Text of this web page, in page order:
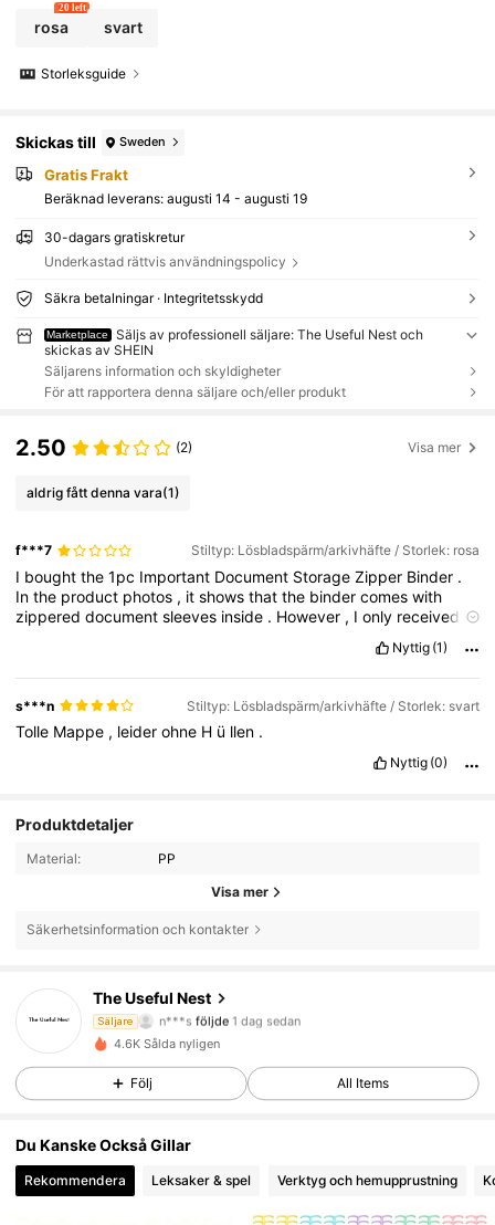
rosa
20 left
svart
Storleksguide
Skickas till Sweden
Gratis Frakt
Beräknad leverans: augusti 14 - augusti 19
30-dagars gratiskretur
Underkastad rättvis användningspolicy
Säkra betalningar · Integritetsskydd
Marketplace
Säljs av professionell säljare: The Useful Nest och
skickas av SHEIN
Säljarens information och skyldigheter
För att rapportera denna säljare och/eller produkt
2.50 (2) Visa mer
aldrig fått denna vara(1)
f***7 Stiltyp: Lösbladspärm/arkivhäfte / Storlek: rosa
I boughtthe1pc Important Document StorageZipper Binder .
Inthe product photos , itshowsthatthe bindercomeswith
zippereddocumentsleeves inside . However , Ionly received
butIreceived
somethingdifferent.DoesthismeanIhavetopurchasethe
zippered sleeves
clear in theproduct listing.
Nyttig (1)
s***n Stiltyp: Lösbladspärm/arkivhäfte / Storlek: svart
Tolle Mappe , leiderohne H ü llen .
Nyttig (0)
Produktdetaljer
Material: PP
Visa mer
Säkerhetsinformation och kontakter
The Useful Nest
Säljare
n***sföljde
4.68
53 Följare
4.68 53 Följare
4.68
4.68 53 Följare
4.6K Sålda nyligen
Följ All Items
Du Kanske Också Gillar
Rekommendera Leksaker & spel Verktyg och hemupprustning